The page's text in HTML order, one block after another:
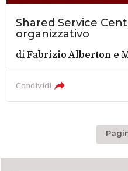
Shared Service
organizzativo
diFabrizio Alberton e
Condividi